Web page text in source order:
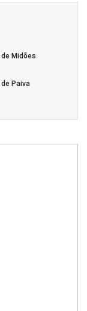
Midões
Paiva